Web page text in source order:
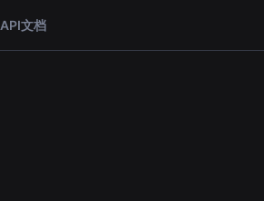
API文档